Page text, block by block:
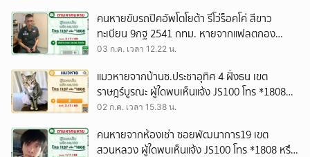
คนหายขับรถปิคอัพโตโยต้า รีโว่ร็อคโค่ สีขาว
ทะเบียน 9กฐ 2541 กทม. หายจากแฟลตกอง
บัญชาการตำรวจตระเวนชายแดน ซ.อารีย์ เขต
1137
03 ก.ค. เวลา 12.22 น.
แมวหายจากบ้านซ.ประชาอุทิศ 4 ฝั่งธน เขต
ราษฎร์บูรณะ ผู้ใดพบเห็นแจ้ง JS100 โทร *1808
หรือ 1137
02 ก.ค. เวลา 15.38 น.
คนหายจากห้องเช่า ซอยพัฒนาการ19 เขต
สวนหลวง ผู้ใดพบเห็นแจ้ง JS100 โทร *1808 หรือ